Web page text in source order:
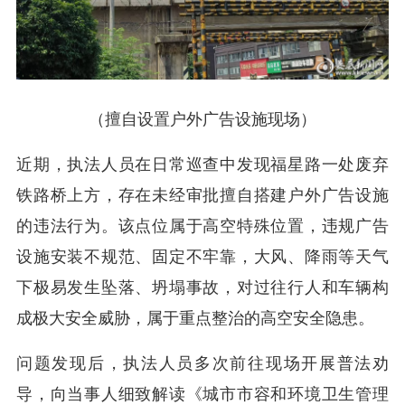
（擅自设置户外广告设施现场）
近期，执法人员在日常巡查中发现福星路一处废弃
铁路桥上方，存在未经审批擅自搭建户外广告设施
的违法行为。该点位属于高空特殊位置，违规广告
设施安装不规范、固定不牢靠，大风、降雨等天气
下极易发生坠落、坍塌事故，对过往行人和车辆构
成极大安全威胁，属于重点整治的高空安全隐患。
问题发现后，执法人员多次前往现场开展普法劝
导，向当事人细致解读《城市市容和环境卫生管理